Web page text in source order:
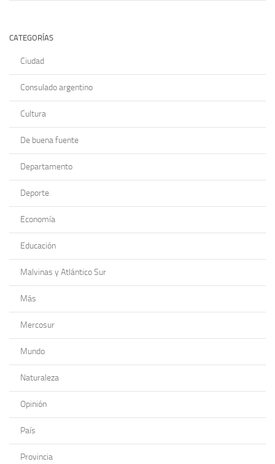
CATEGORÍAS
Ciudad
Consulado argentino
Cultura
De buena fuente
Departamento
Deporte
Economía
Educación
Malvinas y Atlántico Sur
Más
Mercosur
Mundo
Naturaleza
Opinión
País
Provincia